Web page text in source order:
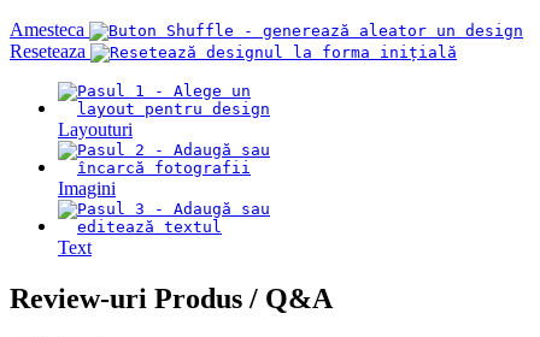
Amesteca
Reseteaza
Layouturi
Imagini
Text
Review-uri Produs / Q&A